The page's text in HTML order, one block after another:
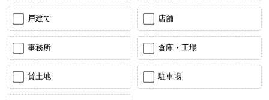
戸建て 店舗
事務所 倉庫・工場
貸土地 駐車場